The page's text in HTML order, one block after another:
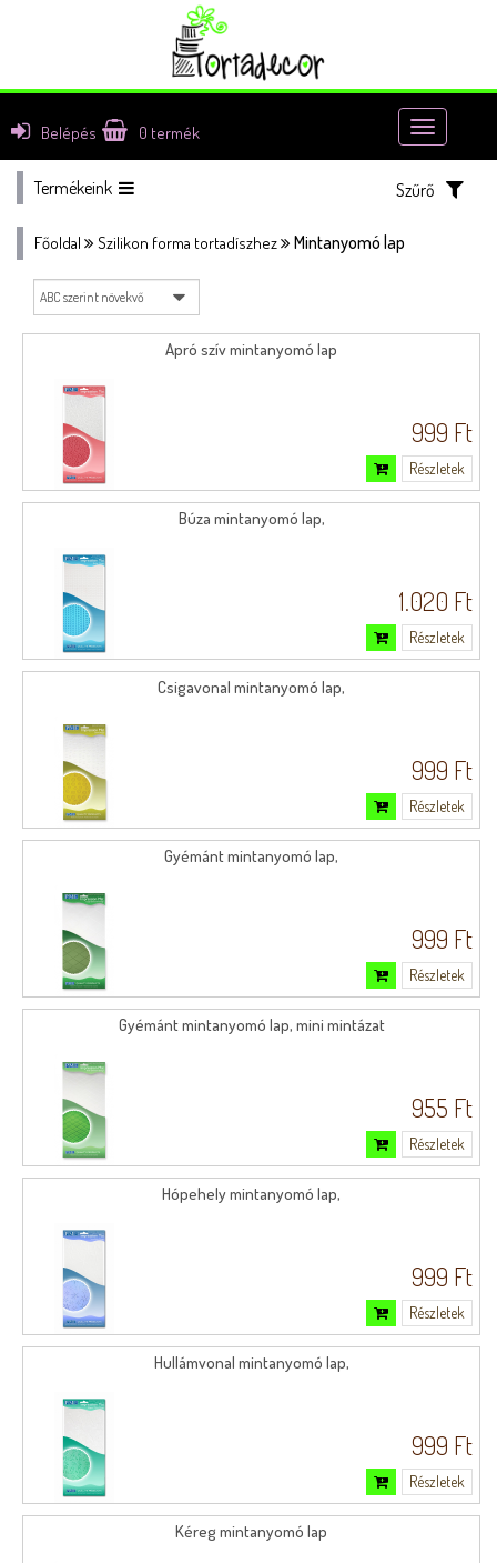
0 termék
Belépés
Toggle
Termékeink Szűrő
Főoldal Szilikon forma tortadíszhez Mintanyomó lap
Apró szív mintanyomó lap
999 Ft
Részletek
Búza mintanyomó lap,
1.020 Ft
Részletek
Csigavonal mintanyomó lap,
999 Ft
Részletek
Gyémánt mintanyomó lap,
999 Ft
Részletek
Gyémánt mintanyomó lap, mini mintázat
955 Ft
Részletek
Hópehely mintanyomó lap,
999 Ft
Részletek
Hullámvonal mintanyomó lap,
999 Ft
Részletek
Kéreg mintanyomó lap